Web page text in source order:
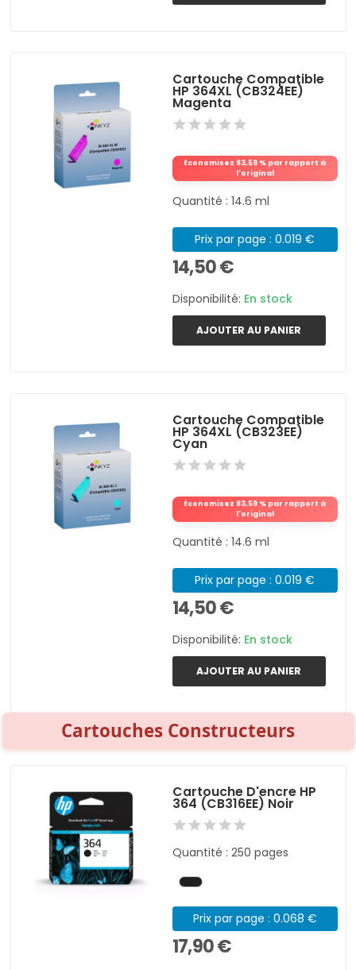
Cartouche Compatible
HP 364XL (CB324EE)
Magenta
Économisez 83,59 % par rapport à
l'original
Quantité : 14.6 ml
Prix par page : 0.019 €
14,50 €
Disponibilité: En stock
AJOUTER AU PANIER
Cartouche Compatible
HP 364XL (CB323EE)
Cyan
Économisez 83,59 % par rapport à
l'original
Quantité : 14.6 ml
Prix par page : 0.019 €
14,50 €
Disponibilité: En stock
AJOUTER AU PANIER
Cartouches Constructeurs
Cartouche D'encre HP
364 (CB316EE) Noir
Quantité : 250 pages
Prix par page : 0.068 €
17,90 €